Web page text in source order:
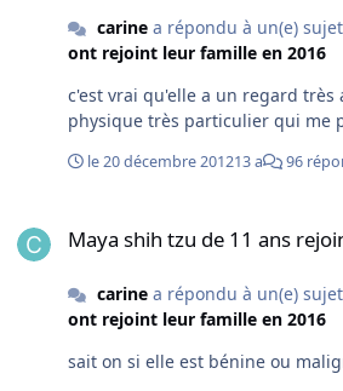
carinea répondu à un(e)
ont rejoint leur famille en 2016
c'est vrai qu'elle a un regard très
physique très particulier qui me
le 20 décembre 201213 a 96
Maya shih tzu de 11 ans
carinea répondu à un(e)
ont rejoint leur famille en 2016
sait on si elle est bénine ou